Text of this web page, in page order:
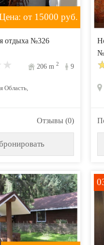
от 15000 руб.
отдыха №326
206 m2 9
Область,
Отзывы (0)